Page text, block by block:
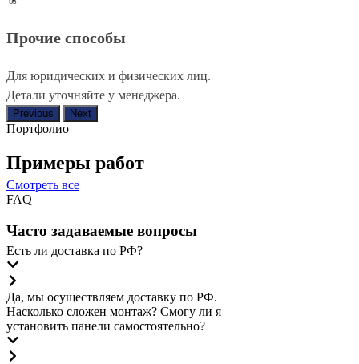
Прочие способы
Для юридических и физических лиц.
Детали уточняйте у менеджера.
Previous Next
Портфолио
Примеры работ
Смотреть все
FAQ
Часто задаваемые вопросы
Есть ли доставка по РФ?
Да, мы осуществляем доставку по РФ.
Насколько сложен монтаж? Смогу ли я
установить панели самостоятельно?